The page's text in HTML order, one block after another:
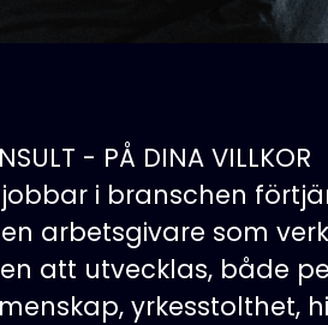
- PÅ DINA VILLKOR
jobbar i branschen
arbetsgivare som
att utvecklas, både
yrkesstolthet,